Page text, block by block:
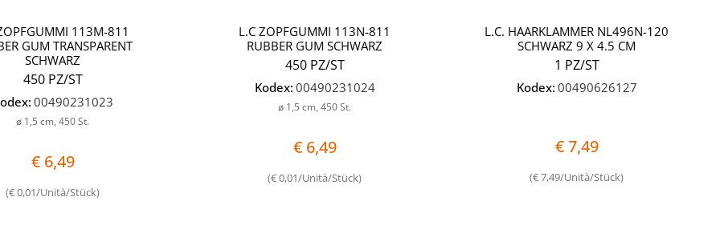
113M-811
GUM TRANSPARENT
SCHWARZ
450 PZ/ST
00490231023
ø 1,5 cm, 450 St.
€ 6,49
(€ 0,01/Unità/Stück)
L.C ZOPFGUMMI 113N-811
RUBBER GUM SCHWARZ
450 PZ/ST
Kodex: 00490231024
ø 1,5 cm, 450 St.
€ 6,49
(€ 0,01/Unità/Stück)
L.C. HAARKLAMMER NL496N-120
SCHWARZ 9 X 4.5 CM
1 PZ/ST
Kodex: 00490626127
€ 7,49
(€ 7,49/Unità/Stück)